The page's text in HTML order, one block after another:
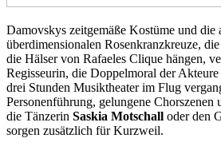
Damovskys zeitgemäße Kostüme und die
überdimensionalen Rosenkranzkreuze,
die Hälser von Rafaeles Clique hängen,
Regisseurin, die Doppelmoral der
drei Stunden Musiktheater im Flug
Personenführung, gelungene Chorszenen
die Tänzerin Saskia Motschall oder den
sorgen zusätzlich für Kurzweil.